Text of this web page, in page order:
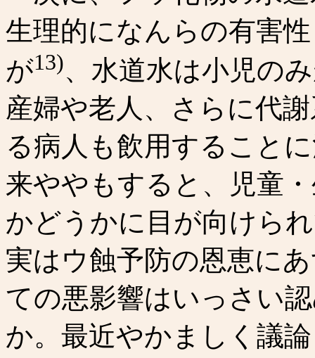
生理的になんらの有害
が13)、水道水は小児の
産婦や老人、さらに代
る病人も飲用すること
来ややもすると、児童
かどうかに目が向けら
実はウ蝕予防の恩恵に
ての悪影響はいっさい
か。最近やかましく議